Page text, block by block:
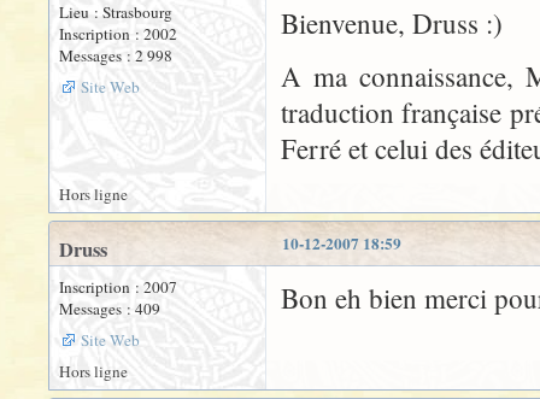
Lieu : Strasbourg
Inscription : 2002
Messages : 2 998
Site Web
Bienvenue, Druss :)
A ma connaissance,
traduction française
Ferré et celui des
Hors ligne
10-12-2007 18:59
Druss
Inscription : 2007
Messages : 409
Site Web
Bon eh bien merci
Hors ligne